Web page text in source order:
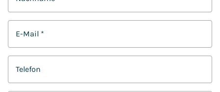
E-Mail *
Telefon